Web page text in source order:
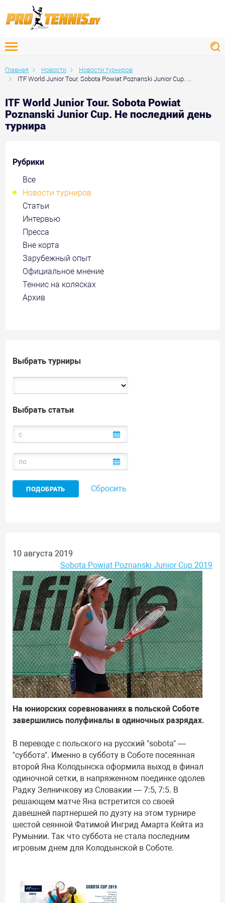
Главная Новости
Новости турниров
ITF World Junior Tour. Sobota Powiat Poznanski Junior Cup. ...
ITF World Junior Tour. Sobota Powiat
Poznanski Junior Cup. Не последний день
турнира
Рубрики
Все
Новости турниров
Статьи
Интервью
Пресса
Вне корта
Зарубежный опыт
Официальное мнение
Теннис на колясках
Архив
Выбрать турниры
Выбрать статьи
Сбросить
10 августа 2019
Sobota Powiat Poznanski Junior Cup 2019
На юниорских соревнованиях в польской Соботе
завершились полуфиналы в одиночных разрядах.
В переводе с польского на русский "sobota" —
"суббота". Именно в субботу в Соботе посеянная
второй Яна Колодынска оформила выход в финал
одиночной сетки, в напряженном поединке одолев
Радку Зелничкову из Словакии — 7:5, 7:5. В
решающем матче Яна встретится со своей
давешней партнершей по дуэту на этом турнире
шестой сеянной Фатимой Ингрид Амарта Кейта из
Румынии. Так что суббота не стала последним
игровым днем для Колодынской в Соботе.